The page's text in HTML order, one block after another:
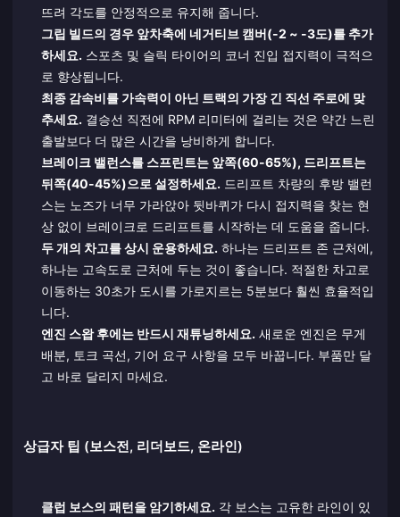
뜨려 각도를 안정적으로 유지해 줍니다.
그립 빌드의 경우 앞차축에 네거티브 캠버(-2 ~ -3도)를 추가
하세요. 스포츠 및 슬릭 타이어의 코너 진입 접지력이 극적으
로 향상됩니다.
최종 감속비를 가속력이 아닌 트랙의 가장 긴 직선 주로에 맞
추세요. 결승선 직전에 RPM 리미터에 걸리는 것은 약간 느린
출발보다 더 많은 시간을 낭비하게 합니다.
브레이크 밸런스를 스프린트는 앞쪽(60-65%), 드리프트는
뒤쪽(40-45%)으로 설정하세요. 드리프트 차량의 후방 밸런
스는 노즈가 너무 가라앉아 뒷바퀴가 다시 접지력을 찾는 현
상 없이 브레이크로 드리프트를 시작하는 데 도움을 줍니다.
두 개의 차고를 상시 운용하세요. 하나는 드리프트 존 근처에,
하나는 고속도로 근처에 두는 것이 좋습니다. 적절한 차고로
이동하는 30초가 도시를 가로지르는 5분보다 훨씬 효율적입
니다.
엔진 스왑 후에는 반드시 재튜닝하세요. 새로운 엔진은 무게
배분, 토크 곡선, 기어 요구 사항을 모두 바꿉니다. 부품만 달
고 바로 달리지 마세요.
상급자 팁 (보스전, 리더보드, 온라인)
클럽 보스의 패턴을 암기하세요. 각 보스는 고유한 라인이 있